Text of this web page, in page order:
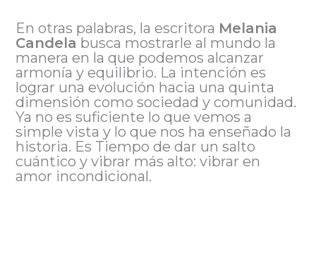
En otras palabras, la escritora Melania
Candela busca mostrarle al mundo la
manera en la que podemos alcanzar
armonía y equilibrio. La intención es
lograr una evolución hacia una quinta
dimensión como sociedad y comunidad.
Ya no es suficiente lo que vemos a
simple vista y lo que nos ha enseñado la
historia. Es Tiempo de dar un salto
cuántico y vibrar más alto: vibrar en
amor incondicional.